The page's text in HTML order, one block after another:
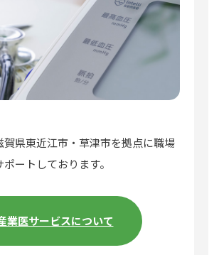
賀県東近江市・草津市を拠点に職場
ートしております。
業医サービスについて